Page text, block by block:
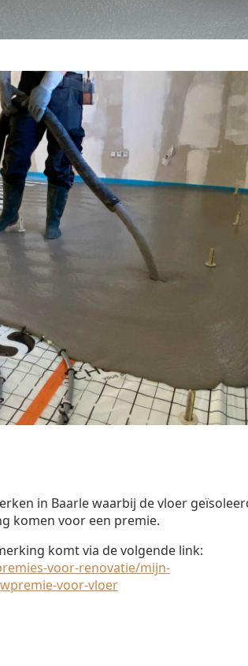
in Baarle waarbij de vloer
komen voor een premie.
komt via de volgende link:
voor-renovatie/mijn-
voor-vloer